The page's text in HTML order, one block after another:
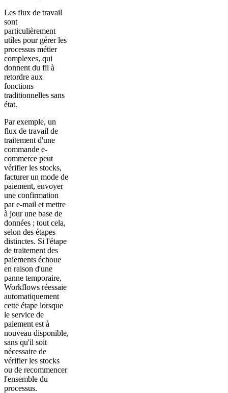
Les flux de travail
sont
particulièrement
utiles pour gérer les
processus métier
complexes, qui
donnent du fil à
retordre aux
fonctions
traditionnelles sans
état.
Par exemple, un
flux de travail de
traitement d'une
commande e-
commerce peut
vérifier les stocks,
facturer un mode de
paiement, envoyer
une confirmation
par e-mail et mettre
à jour une base de
données ; tout cela,
selon des étapes
distinctes. Si l'étape
de traitement des
paiements échoue
en raison d'une
panne temporaire,
Workflows réessaie
automatiquement
cette étape lorsque
le service de
paiement est à
nouveau disponible,
sans qu'il soit
nécessaire de
vérifier les stocks
ou de recommencer
l'ensemble du
processus.